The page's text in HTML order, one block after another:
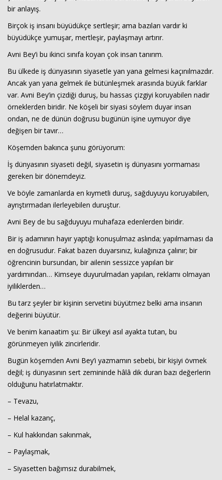
bir anlayış.
Birçok iş insanı büyüdükçe sertleşir; ama bazıları vardır ki
büyüdükçe yumuşar, mertleşir, paylaşmayı artırır.
Avni Bey’i bu ikinci sınıfa koyan çok insan tanırım.
Bu ülkede iş dünyasının siyasetle yan yana gelmesi kaçınılmazdır.
Ancak yan yana gelmek ile bütünleşmek arasında büyük farklar
var. Avni Bey’in çizdiği duruş, bu hassas çizgiyi koruyabilen nadir
örneklerden biridir. Ne köşeli bir siyasi söylem duyar insan
ondan, ne de dünün doğrusu bugünün işine uymuyor diye
değişen bir tavır…
Köşemden bakınca şunu görüyorum:
İş dünyasının siyaseti değil, siyasetin iş dünyasını yormaması
gereken bir dönemdeyiz.
Ve böyle zamanlarda en kıymetli duruş, sağduyuyu koruyabilen,
ayrıştırmadan ilerleyebilen duruştur.
Avni Bey de bu sağduyuyu muhafaza edenlerden biridir.
Bir iş adamının hayır yaptığı konuşulmaz aslında; yapılmaması da
en doğrusudur. Fakat bazen duyarsınız, kulağınıza çalınır; bir
öğrencinin bursundan, bir ailenin sessizce yapılan bir
yardımından… Kimseye duyurulmadan yapılan, reklamı olmayan
iyiliklerden…
Bu tarz şeyler bir kişinin servetini büyütmez belki ama insanın
değerini büyütür.
Ve benim kanaatim şu: Bir ülkeyi asıl ayakta tutan, bu
görünmeyen iyilik zincirleridir.
Bugün köşemden Avni Bey’i yazmamın sebebi, bir kişiyi övmek
değil; iş dünyasının sert zemininde hâlâ dik duran bazı değerlerin
olduğunu hatırlatmaktır.
– Tevazu,
– Helal kazanç,
– Kul hakkından sakınmak,
– Paylaşmak,
– Siyasetten bağımsız durabilmek,